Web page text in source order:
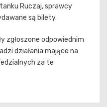
Ruczaj, sprawcy
są bilety.
zgłoszone odpowiednim
działania mające na
za te